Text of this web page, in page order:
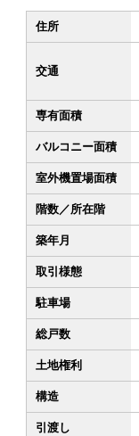
住所
交通
専有面積
バルコニー面積
室外機置場面積
階数／所在階
築年月
取引様態
駐車場
総戸数
土地権利
構造
引渡し